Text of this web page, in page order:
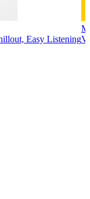
Easy Listening